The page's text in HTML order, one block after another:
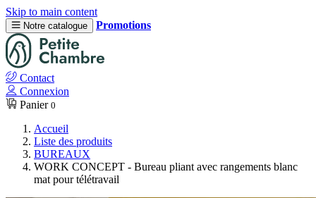
Skip to main content
Notre catalogue Promotions
Contact
Connexion
Panier 0
Accueil
Liste des produits
BUREAUX
WORK CONCEPT - Bureau pliant avec rangements blanc
mat pour télétravail